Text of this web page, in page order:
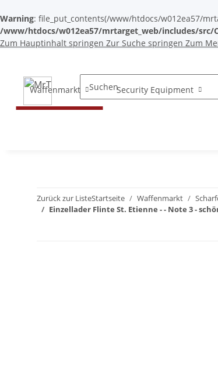
Warning: file_put_contents(/www/htdocs/w012ea57/
/www/htdocs/w012ea57/mrtarget_web/includes/src/
Zum Hauptinhalt springen Zur Suche springen Zum
Waffenmarkt Security Equipment
Zurück zur ListeStartseite Waffenmarkt
Einzellader Flinte St. Etienne - - Note 3 -